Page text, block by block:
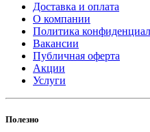
Доставка и оплата
О компании
Политика
Вакансии
Публичная оферта
Акции
Услуги
Полезно